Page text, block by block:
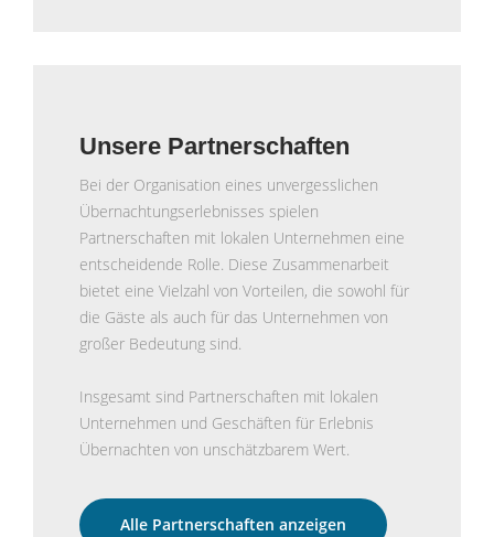
Unsere Partnerschaften
Bei der Organisation eines unvergesslichen
Übernachtungserlebnisses spielen
Partnerschaften mit lokalen Unternehmen eine
entscheidende Rolle. Diese Zusammenarbeit
bietet eine Vielzahl von Vorteilen, die sowohl für
die Gäste als auch für das Unternehmen von
großer Bedeutung sind.
Insgesamt sind Partnerschaften mit lokalen
Unternehmen und Geschäften für Erlebnis
Übernachten von unschätzbarem Wert.
Alle Partnerschaften anzeigen